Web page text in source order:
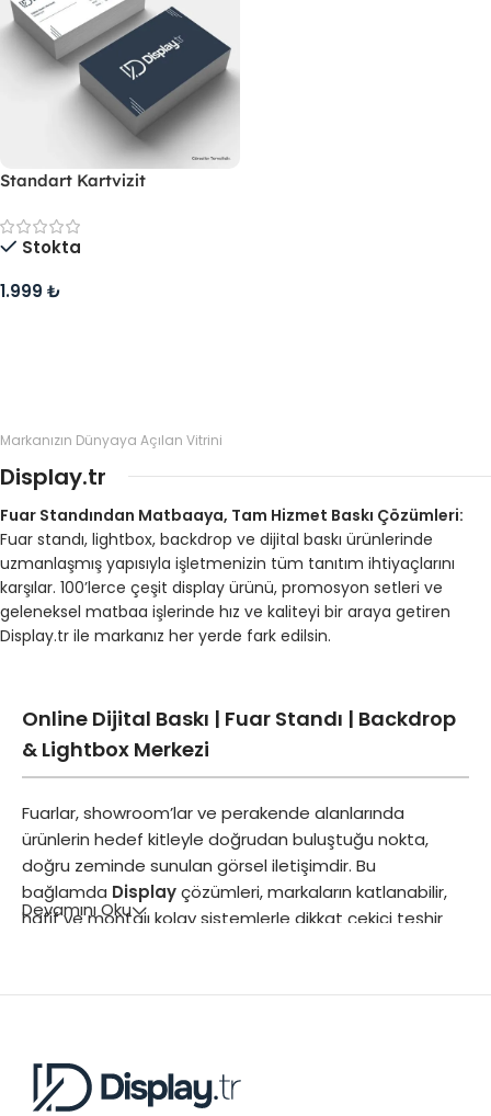
Standart Kartvizit
Stokta
1.999 ₺
Markanızın Dünyaya Açılan Vitrini
Display.tr
Fuar Standından Matbaaya, Tam Hizmet Baskı Çözümleri:
Fuar standı, lightbox, backdrop ve dijital baskı ürünlerinde
uzmanlaşmış yapısıyla işletmenizin tüm tanıtım ihtiyaçlarını
karşılar. 100’lerce çeşit display ürünü, promosyon setleri ve
geleneksel matbaa işlerinde hız ve kaliteyi bir araya getiren
Display.tr ile markanız her yerde fark edilsin.
Online Dijital Baskı | Fuar Standı | Backdrop
& Lightbox Merkezi
Fuarlar, showroom’lar ve perakende alanlarında
ürünlerin hedef kitleyle doğrudan buluştuğu nokta,
doğru zeminde sunulan görsel iletişimdir. Bu
bağlamda Displayçözümleri, markaların katlanabilir,
hafif ve montajı kolay sistemlerle dikkat çekici teşhir
geliştirilen bu portatif düzenekler, yüksek çözünürlüklü
Kurumsal firmaların sergileme stratejilerinde tercih
Devamını Oku